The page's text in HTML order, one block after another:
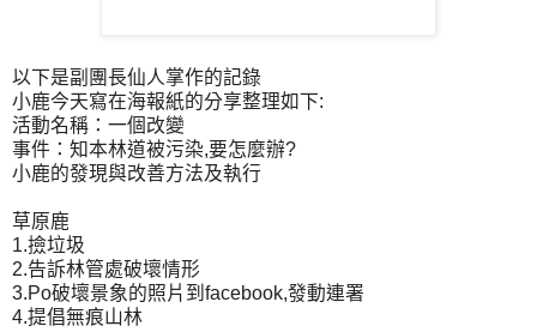
以下是副團長仙人掌作的記錄
小鹿今天寫在海報紙的分享整理如下:
活動名稱：一個改變
事件：知本林道被污染,要怎麼辦?
小鹿的發現與改善方法及執行
草原鹿
1.撿垃圾
2.告訴林管處破壞情形
3.Po破壞景象的照片到facebook,發動連署
4.提倡無痕山林